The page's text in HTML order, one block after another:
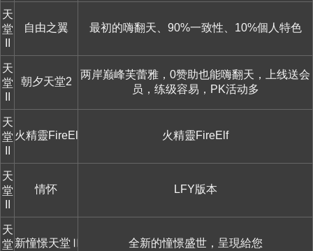
天
堂
自由之翼 最初的嗨翻天、90%一致性、10%個人特色
天
堂
朝夕天堂2
两岸巅峰芙蕾雅，0赞助也能嗨翻天，上线送会
员，练级容易，PK活动多
天
堂 火精靈FireElf 火精靈FireElf
天
堂
情怀 LFY版本
天
堂 新憧憬天堂Ⅱ 全新的憧憬盛世，呈現給您